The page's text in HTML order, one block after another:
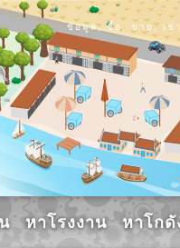
ข้อมูล, ซื้อ, ขาย, เช่
หาโรงงาน หาโกดั